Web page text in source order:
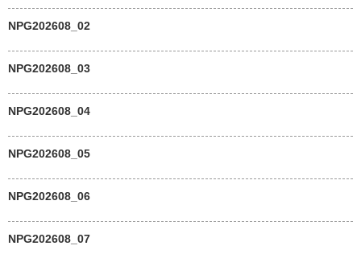
NPG202608_02
NPG202608_03
NPG202608_04
NPG202608_05
NPG202608_06
NPG202608_07